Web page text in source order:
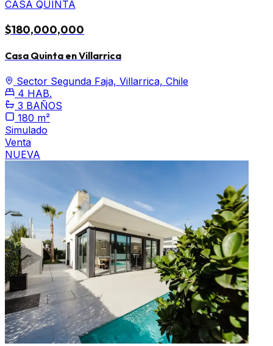
CASA QUINTA
$180,000,000
Casa Quinta en Villarrica
Sector Segunda Faja, Villarrica, Chile
4 HAB.
3 BAÑOS
180 m²
Simulado
Venta
NUEVA